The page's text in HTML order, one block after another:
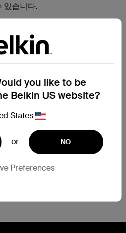
있습니다.
제품을 교체해
연락하여 다음 단계를 안
.
환 요청 제출
한 경우 지금 여기를 클릭
you like to be
Belkin US website?
States
or NO
Preferences